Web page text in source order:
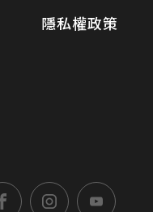
隱私權政策